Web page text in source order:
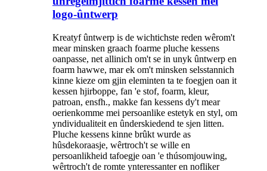
logo-ûntwerp
Kreatyf ûntwerp is de wichtichste reden wêrom't
mear minsken graach foarme pluche kessens
oanpasse, net allinich om't se in unyk ûntwerp en
foarm hawwe, mar ek om't minsken selsstannich
kinne kieze om gjin eleminten ta te foegjen oan it
kessen hjirboppe, fan 'e stof, foarm, kleur,
patroan, ensfh., makke fan kessens dy't mear
oerienkomme mei persoanlike estetyk en styl, om
yndividualiteit en ûnderskiedend te sjen litten.
Pluche kessens kinne brûkt wurde as
hûsdekoraasje, wêrtroch't se wille en
persoanlikheid tafoegje oan 'e thúsomjouwing,
wêrtroch't de romte ynteressanter en nofliker